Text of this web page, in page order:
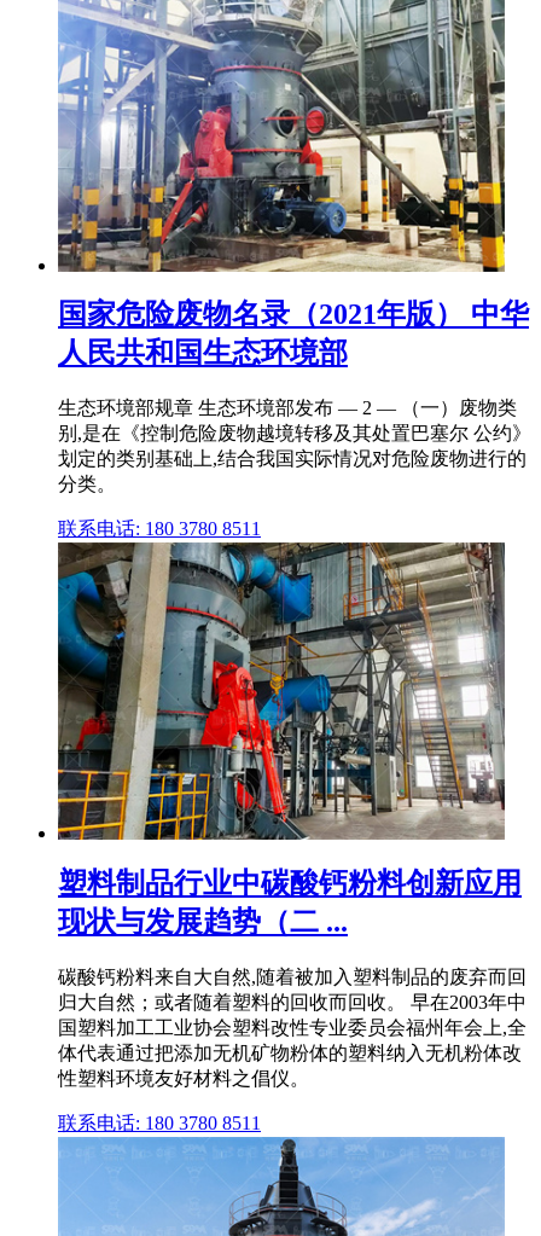
国家危险废物名录（2021年版） 中华
人民共和国生态环境部
生态环境部规章 生态环境部发布 — 2 — （一）废物类
别,是在《控制危险废物越境转移及其处置巴塞尔 公约》
划定的类别基础上,结合我国实际情况对危险废物进行的
分类。
联系电话: 180 3780 8511
塑料制品行业中碳酸钙粉料创新应用
现状与发展趋势（二 ...
碳酸钙粉料来自大自然,随着被加入塑料制品的废弃而回
归大自然；或者随着塑料的回收而回收。 早在2003年中
国塑料加工工业协会塑料改性专业委员会福州年会上,全
体代表通过把添加无机矿物粉体的塑料纳入无机粉体改
性塑料环境友好材料之倡仪。
联系电话: 180 3780 8511